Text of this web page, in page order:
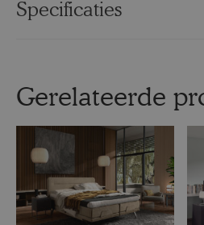
Specificaties
Gerelateerde